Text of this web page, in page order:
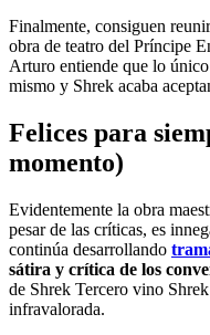
Finalmente, consiguen
obra de teatro del Príncipe
Arturo entiende que lo
mismo y Shrek acaba
Felices para
momento)
Evidentemente la obra
pesar de las críticas, es
continúa desarrollando
sátira y crítica de los
de Shrek Tercero vino
infravalorada.